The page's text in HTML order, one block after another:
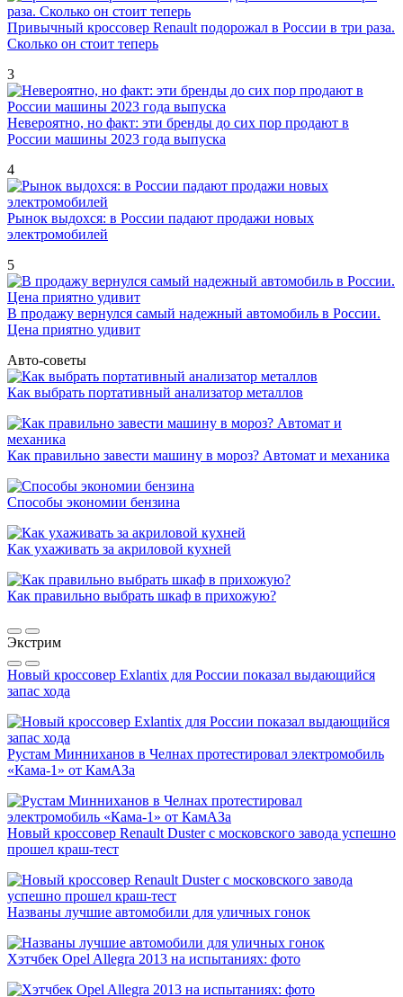
Привычный кроссовер Renault подорожал в России в три раза.
Сколько он стоит теперь
3
Невероятно, но факт: эти бренды до сих пор продают в
России машины 2023 года выпуска
4
Рынок выдохся: в России падают продажи новых
электромобилей
5
В продажу вернулся самый надежный автомобиль в России.
Цена приятно удивит
Авто-советы
Как выбрать портативный анализатор металлов
Как правильно завести машину в мороз? Автомат и механика
Способы экономии бензина
Как ухаживать за акриловой кухней
Как правильно выбрать шкаф в прихожую?
Экстрим
Новый кроссовер Exlantix для России показал выдающийся
запас хода
Рустам Минниханов в Челнах протестировал электромобиль
«Кама-1» от КамАЗа
Новый кроссовер Renault Duster с московского завода успешно
прошел краш-тест
Названы лучшие автомобили для уличных гонок
Хэтчбек Opel Allegra 2013 на испытаниях: фото